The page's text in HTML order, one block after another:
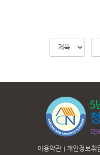
이용약관 개인정보취